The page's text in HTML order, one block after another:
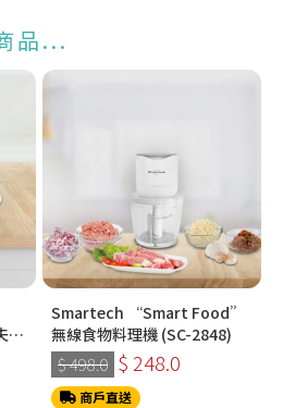
品...
/
Smartech “Smart Food”
無線食物料理機 (SC-2848)
$ 498.0 $ 248.0
商戶直送